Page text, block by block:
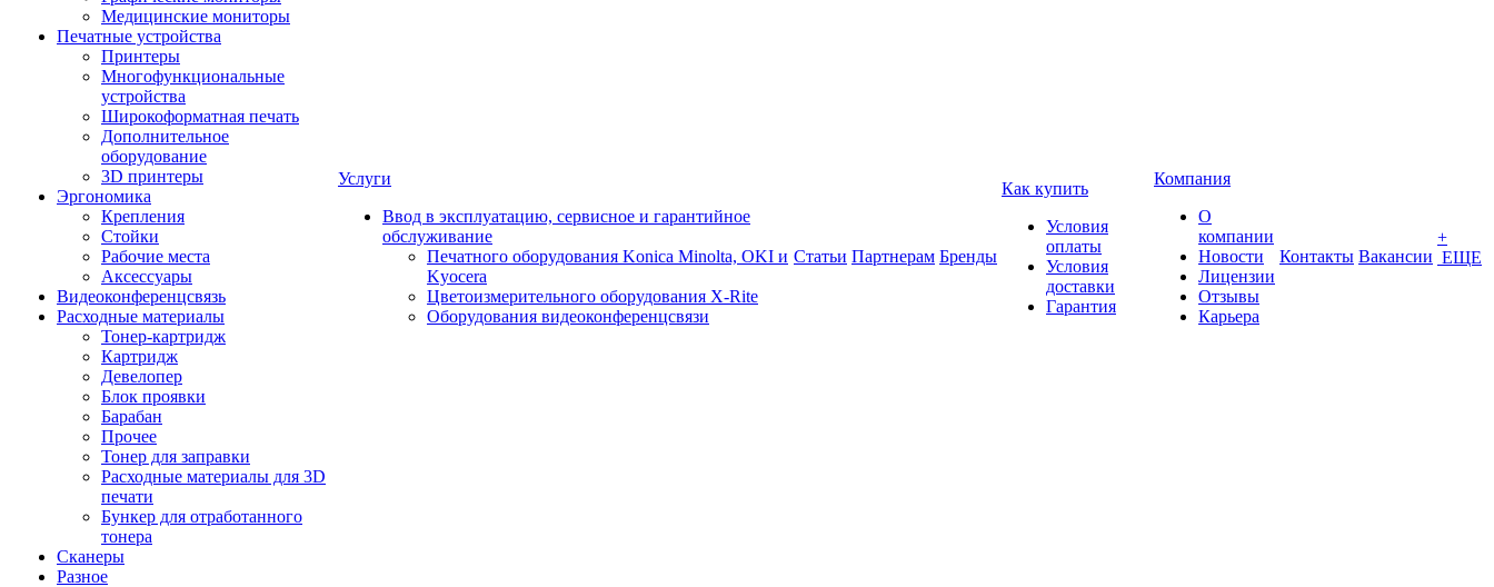
Медицинские мониторы
Печатные устройства
Принтеры
Многофункциональные
устройства
Широкоформатная печать
Дополнительное
оборудование
3D принтеры
Эргономика
Крепления
Стойки
Рабочие места
Аксессуары
Видеоконференцсвязь
Расходные материалы
Тонер-картридж
Картридж
Девелопер
Блок проявки
Барабан
Прочее
Тонер для заправки
Расходные материалы для 3D
печати
Бункер для отработанного
тонера
Сканеры
Разное
Услуги
Ввод в эксплуатацию, сервисное и гарантийное
обслуживание
Печатного оборудования Konica Minolta, OKI и
Kyocera
Цветоизмерительного оборудования X-Rite
Оборудования видеоконференцсвязи
Статьи Партнерам Бренды
Как купить
Условия
оплаты
Условия
доставки
Гарантия
Компания
О
компании
Новости
Лицензии
Отзывы
Карьера
Контакты Вакансии
+
ЕЩЕ